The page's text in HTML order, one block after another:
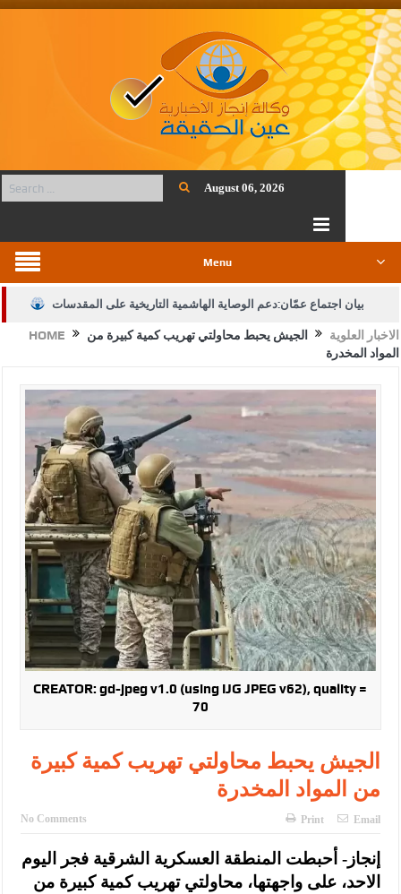
August 06, 2026
Menu
بيان اجتماع عمّان:دعم الوصاية الهاشمية التاريخية على المقدسات
الإسلامية والمسيحية
النواب يقر مشروع تعديل قانون الملكية العقارية
تشكيلات إدارية واسعة في الداخلية (اسماء)
القاضي يلتقي رؤساء تحرير الصحف اليومية ويؤكد حرص مجلس النواب
على شراكة فاعلة مع الإعلام
دعوة المكلفين بخدمة العلم (الدفعة الثالثة) إلى مراجعة منصة خدمة
العلم
الملك يلتقي مجموعة من رفاق السلاح
الملك يتلقى اتصالا هاتفيا من العاهل البحريني
عارف بيك فريحات.. مبارك وبكم تزهو المناصب
HOME الاخبار العلوية
الجيش يحبط محاولتي تهريب كمية كبيرة من
المواد المخدرة
CREATOR: gd-jpeg v1.0 (using IJG JPEG v62), quality =
70
الجيش يحبط محاولتي تهريب كمية كبيرة
من المواد المخدرة
No Comments Print Email
إنجاز- أحبطت المنطقة العسكرية الشرقية فجر اليوم
الاحد، على واجهتها، محاولتي تهريب كمية كبيرة من